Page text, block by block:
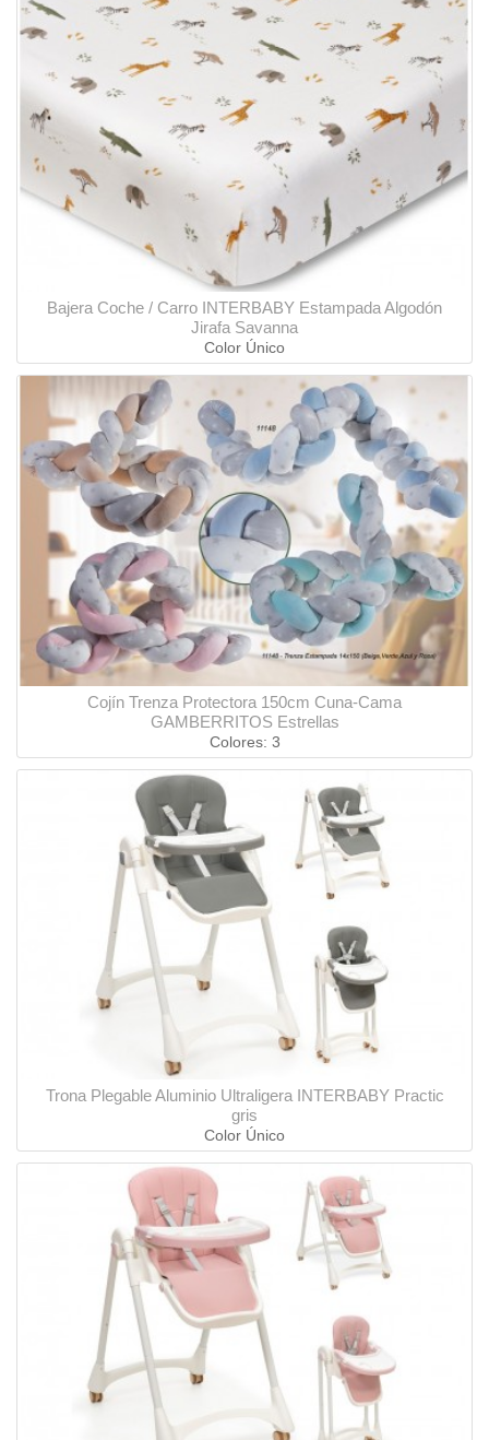
Bajera Coche / Carro INTERBABY Estampada Algodón
Jirafa Savanna
Color Único
Cojín Trenza Protectora 150cm Cuna-Cama
GAMBERRITOS Estrellas
Colores: 3
Trona Plegable Aluminio Ultraligera INTERBABY Practic
gris
Color Único